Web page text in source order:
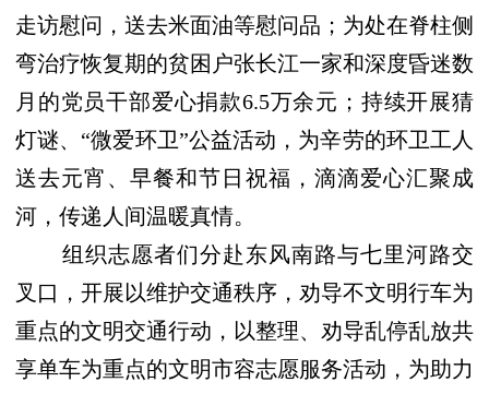
走访慰问，送去米面油等慰问品；为处在脊柱侧
弯治疗恢复期的贫困户张长江一家和深度昏迷数
月的党员干部爱心捐款6.5万余元；持续开展猜
灯谜、“微爱环卫”公益活动，为辛劳的环卫工人
送去元宵、早餐和节日祝福，滴滴爱心汇聚成
河，传递人间温暖真情。
组织志愿者们分赴东风南路与七里河路交
叉口，开展以维护交通秩序，劝导不文明行车为
重点的文明交通行动，以整理、劝导乱停乱放共
享单车为重点的文明市容志愿服务活动，为助力